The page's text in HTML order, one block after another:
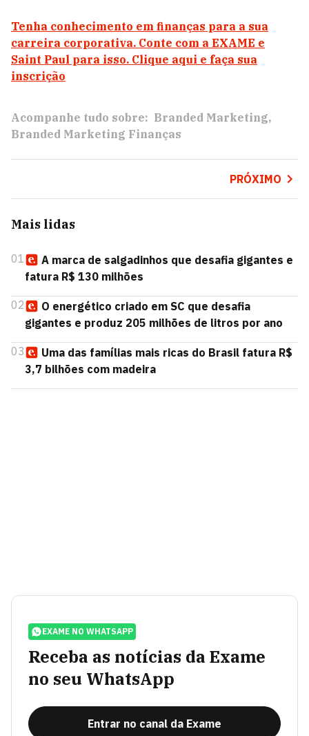
Tenha conhecimento em finanças para a sua
carreira corporativa. Conte com a EXAME e
Saint Paul para isso. Clique aqui e faça sua
inscrição
Acompanhe tudo sobre: Branded Marketing
Branded Marketing Finanças
PRÓXIMO
Mais lidas
01
A marca de salgadinhos que desafia gigantes e
fatura R$ 130 milhões
02
O energético criado em SC que desafia
gigantes e produz 205 milhões de litros por ano
03
Uma das famílias mais ricas do Brasil fatura R$
3,7 bilhões com madeira
EXAME NO WHATSAPP
Receba as notícias da Exame
no seu WhatsApp
Entrar no canal da Exame